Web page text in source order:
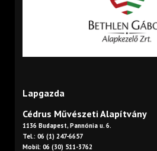
Lapgazda
Cédrus Művészeti Alapítvány
1136 Budapest, Pannónia u. 6.
Tel.: 06 (1) 247-6657
Mobil: 06 (30) 511-3762